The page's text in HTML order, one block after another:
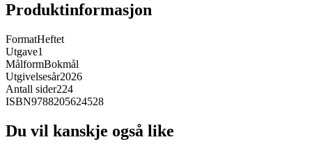
Produktinformasjon
FormatHeftet
Utgave1
MålformBokmål
Utgivelsesår2026
Antall sider224
ISBN9788205624528
Du vil kanskje også like